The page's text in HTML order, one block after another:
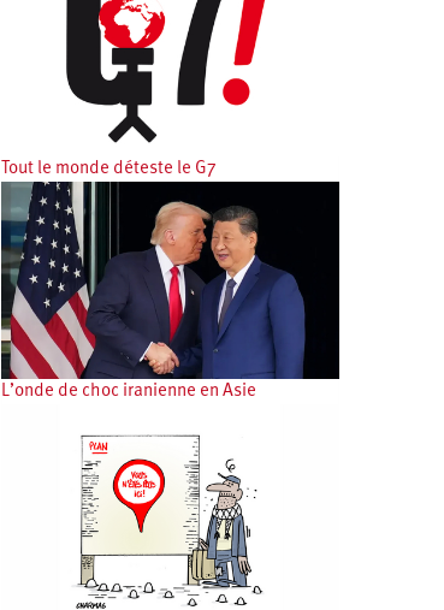
Tout le monde déteste le G7
L’onde de choc iranienne en Asie